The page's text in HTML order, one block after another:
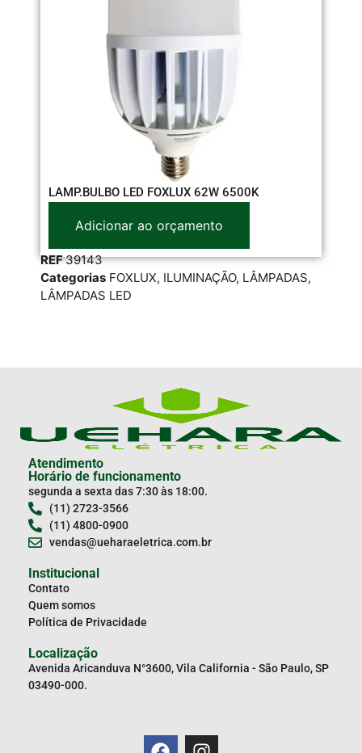
LAMP.BULBO LED FOXLUX 62W 6500K
Adicionar ao orçamento
REF39143
Categorias FOXLUX, ILUMINAÇÃO, LÂMPADAS,
LÂMPADAS LED
Atendimento
Horário de funcionamento
segunda a sexta das 7:30 às 18:00.
(11) 2723-3566
(11) 4800-0900
vendas@ueharaeletrica.com.br
Institucional
Contato
Quem somos
Política de Privacidade
Localização
Avenida Aricanduva N°3600, Vila California - São Paulo, SP
03490-000.